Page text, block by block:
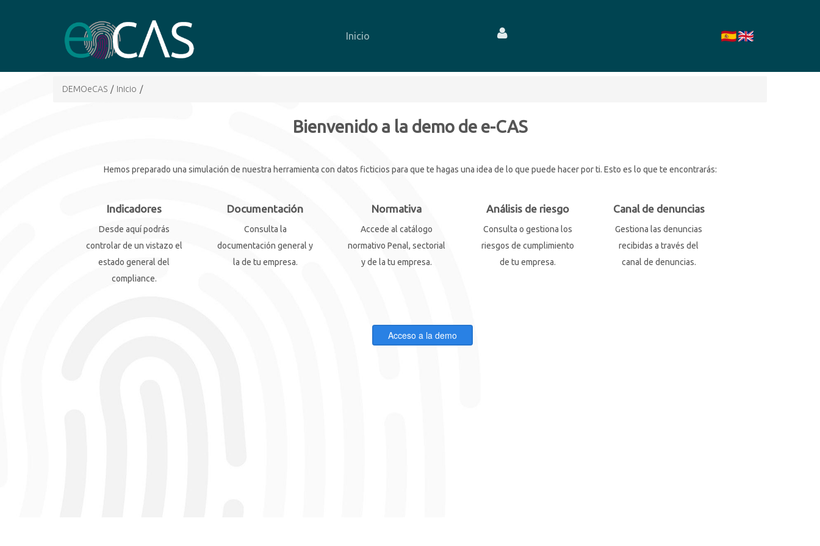
Inicio
DEMOeCAS / Inicio /
Bienvenido a la demo de e-CAS
Hemos preparado una simulación de nuestra herramienta con datos ficticios para que te hagas una idea de lo que puede hacer por ti. Esto es lo que te encontrarás:
Indicadores
Desde aquí podrás
controlar de un vistazo el
estado general del
compliance.
Documentación
Consulta la
documentación general y
la de tu empresa.
Normativa
Accede al catálogo
normativo Penal, sectorial
y de la tu empresa.
Análisis de riesgo
Consulta o gestiona los
riesgos de cumplimiento
de tu empresa.
Canal de denuncias
Gestiona las denuncias
recibidas a través del
canal de denuncias.